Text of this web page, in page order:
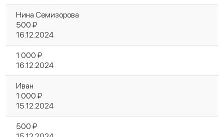
Нина Семизорова
500 ₽
16.12.2024
1 000 ₽
16.12.2024
Иван
1 000 ₽
15.12.2024
500 ₽